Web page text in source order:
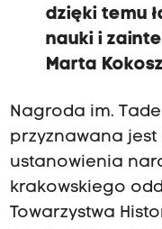
dzięki temu
nauki i
Marta
Nagroda im.
przyznawana jest
ustanowienia
krakowskiego
Towarzystwa